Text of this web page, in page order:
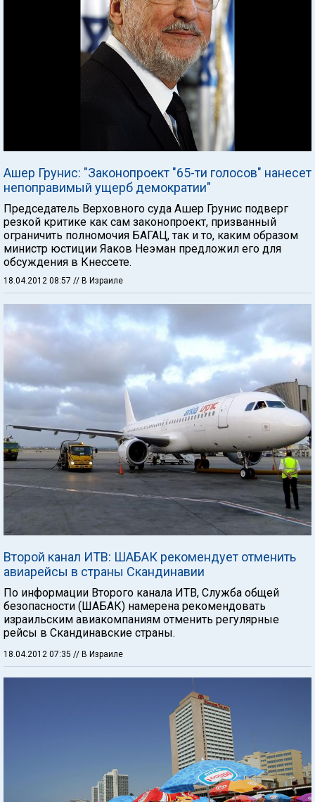
Ашер Грунис: "Законопроект "65-ти голосов" нанесет
непоправимый ущерб демократии"
Председатель Верховного суда Ашер Грунис подверг
резкой критике как сам законопроект, призванный
ограничить полномочия БАГАЦ, так и то, каким образом
министр юстиции Яаков Неэман предложил его для
обсуждения в Кнессете.
18.04.2012 08:57 // В Израиле
Второй канал ИТВ: ШАБАК рекомендует отменить
авиарейсы в страны Скандинавии
По информации Второго канала ИТВ, Служба общей
безопасности (ШАБАК) намерена рекомендовать
израильским авиакомпаниям отменить регулярные
рейсы в Скандинавские страны.
18.04.2012 07:35 // В Израиле